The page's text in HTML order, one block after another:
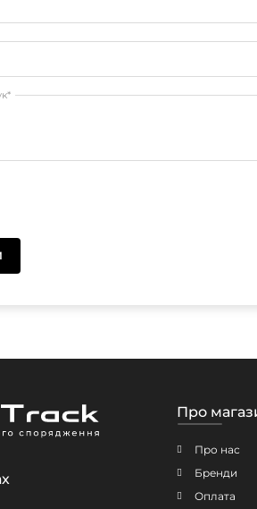
Про
Про нас
Бренди
Оплата